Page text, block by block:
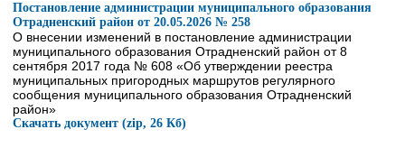
Постановление администрации муниципального образования
Отрадненский район от 20.05.2026 № 258
О внесении изменений в постановление администрации
муниципального образования Отрадненский район от 8
сентября 2017 года № 608 «Об утверждении реестра
муниципальных пригородных маршрутов регулярного
сообщения муниципального образования Отрадненский
район»
Скачать документ (zip, 26 Кб)